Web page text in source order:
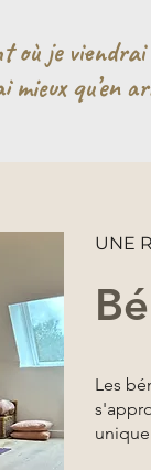
où je
qu’en
UNE
Les